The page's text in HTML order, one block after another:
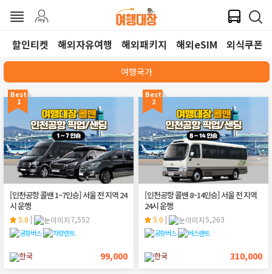
할인티켓 해외자유여행 해외패키지 해외eSIM 외식쿠폰
여행국가
Best
1
[인천공항 콜밴 1~7인승] 서울 전 지역 24
시 운행
5.0 | 7,552
한국 99,000
Best
2
[인천공항 콜밴 8~14인승] 서울 전 지역
24시 운행
5.0 | 5,263
한국 310,000